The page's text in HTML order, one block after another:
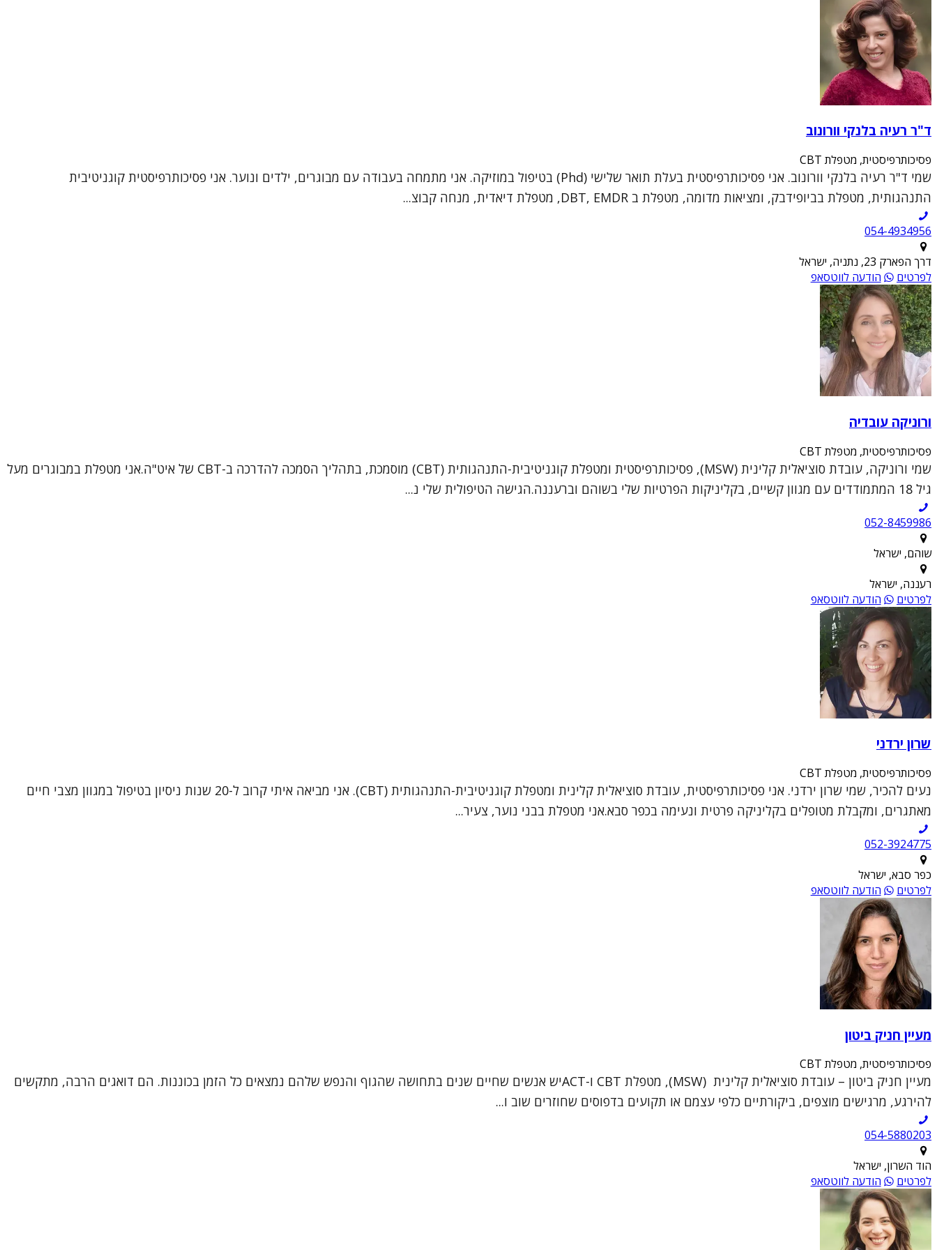
ד"ר רעיה בלנקי וורונוב
פסיכותרפיסטית, מטפלת CBT
שמי ד"ר רעיה בלנקי וורונוב. אני פסיכותרפיסטית בעלת תואר שלישי (Phd) בטיפול במוזיקה. אני מתמחה בעבודה עם מבוגרים, ילדים ונוער. אני פסיכותרפיסטית קוגניטיבית
התנהגותית, מטפלת בביופידבק, ומציאות מדומה, מטפלת ב DBT, EMDR, מטפלת דיאדית, מנחה קבוצ...
054-4934956
דרך הפארק 23, נתניה, ישראל
לפרטים
הודעה לווטסאפ
ורוניקה עובדיה
פסיכותרפיסטית, מטפלת CBT
שמי ורוניקה, עובדת סוציאלית קלינית (MSW), פסיכותרפיסטית ומטפלת קוגניטיבית-התנהגותית (CBT) מוסמכת, בתהליך הסמכה להדרכה ב-CBT של איט"ה.אני מטפלת במבוגרים מעל
גיל 18 המתמודדים עם מגוון קשיים, בקליניקות הפרטיות שלי בשוהם וברעננה.הגישה הטיפולית שלי נ...
052-8459986
שוהם, ישראל
רעננה, ישראל
לפרטים
הודעה לווטסאפ
שרון ירדני
פסיכותרפיסטית, מטפלת CBT
נעים להכיר, שמי שרון ירדני. אני פסיכותרפיסטית, עובדת סוציאלית קלינית ומטפלת קוגניטיבית-התנהגותית (CBT). אני מביאה איתי קרוב ל-20 שנות ניסיון בטיפול במגוון מצבי חיים
מאתגרים, ומקבלת מטופלים בקליניקה פרטית ונעימה בכפר סבא.אני מטפלת בבני נוער, צעיר...
052-3924775
כפר סבא, ישראל
לפרטים
הודעה לווטסאפ
מעיין חניק ביטון
פסיכותרפיסטית, מטפלת CBT
מעיין חניק ביטון – עובדת סוציאלית קלינית (MSW), מטפלת CBT ו-ACTיש אנשים שחיים שנים בתחושה שהגוף והנפש שלהם נמצאים כל הזמן בכוננות. הם דואגים הרבה, מתקשים
להירגע, מרגישים מוצפים, ביקורתיים כלפי עצמם או תקועים בדפוסים שחוזרים שוב ו...
054-5880203
הוד השרון, ישראל
לפרטים
הודעה לווטסאפ